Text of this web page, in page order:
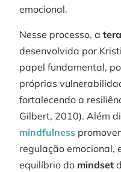
emocional.
Nesse processo, a
desenvolvida por
papel fundamental,
próprias
fortalecendo a
Gilbert, 2010). Além
mindfulness
regulação emocional,
equilíbrio do mindset